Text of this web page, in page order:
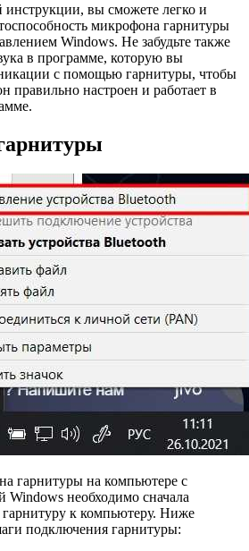
вы сможете легко и
микрофона гарнитуры
Windows. Не забудьте также
в программе, которую вы
с помощью гарнитуры, чтобы
правильно настроен и работает в
гарнитуры на компьютере с
Windows необходимо сначала
к компьютеру. Ниже
подключения гарнитуры: